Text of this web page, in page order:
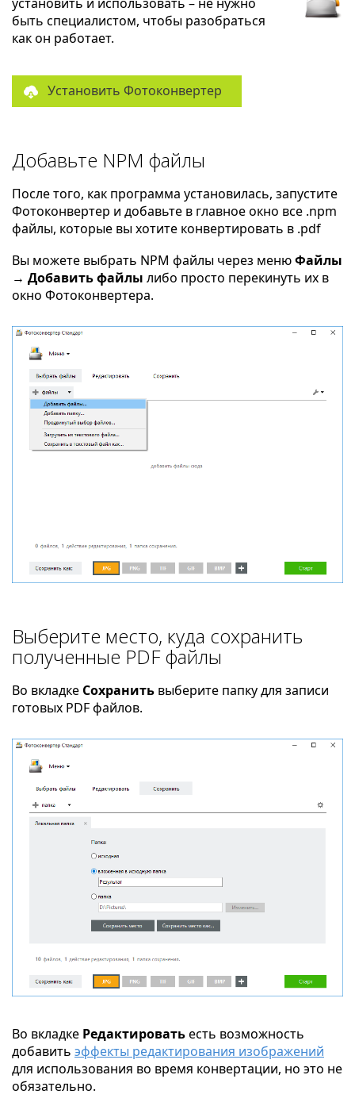
быть специалистом, чтобы разобраться
как он работает.
Установить Фотоконвертер
Добавьте NPM файлы
После того, как программа установилась, запустите
Фотоконвертер и добавьте в главное окно все .npm
файлы, которые вы хотите конвертировать в .pdf
Вы можете выбрать NPM файлы через менюФайлы
→ Добавить файлы либо просто перекинуть их в
окно Фотоконвертера.
Выберите место, куда сохранить
полученные PDF файлы
Во вкладке Сохранить выберите папку для записи
готовых PDF файлов.
Во вкладке Редактироватьесть возможность
добавить эффекты редактирования изображений
для использования во время конвертации, но это не
обязательно.